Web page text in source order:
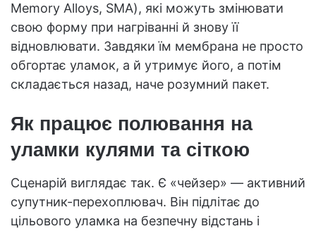
Memory Alloys, SMA), які можуть змінювати
свою форму при нагріванні й знову її
відновлювати. Завдяки їм мембрана не просто
обгортає уламок, а й утримує його, а потім
складається назад, наче розумний пакет.
Як працює полювання на
уламки кулями та сіткою
Сценарій виглядає так. Є «чейзер» — активний
супутник-перехоплювач. Він підлітає до
цільового уламка на безпечну відстань і